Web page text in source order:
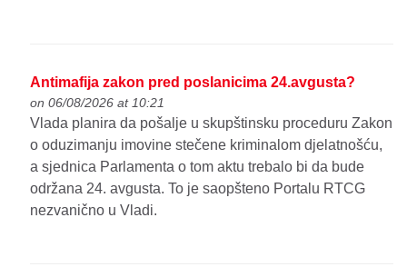
Antimafija zakon pred poslanicima 24.avgusta?
on 06/08/2026 at 10:21
Vlada planira da pošalje u skupštinsku proceduru Zakon
o oduzimanju imovine stečene kriminalom djelatnošću,
a sjednica Parlamenta o tom aktu trebalo bi da bude
održana 24. avgusta. To je saopšteno Portalu RTCG
nezvanično u Vladi.